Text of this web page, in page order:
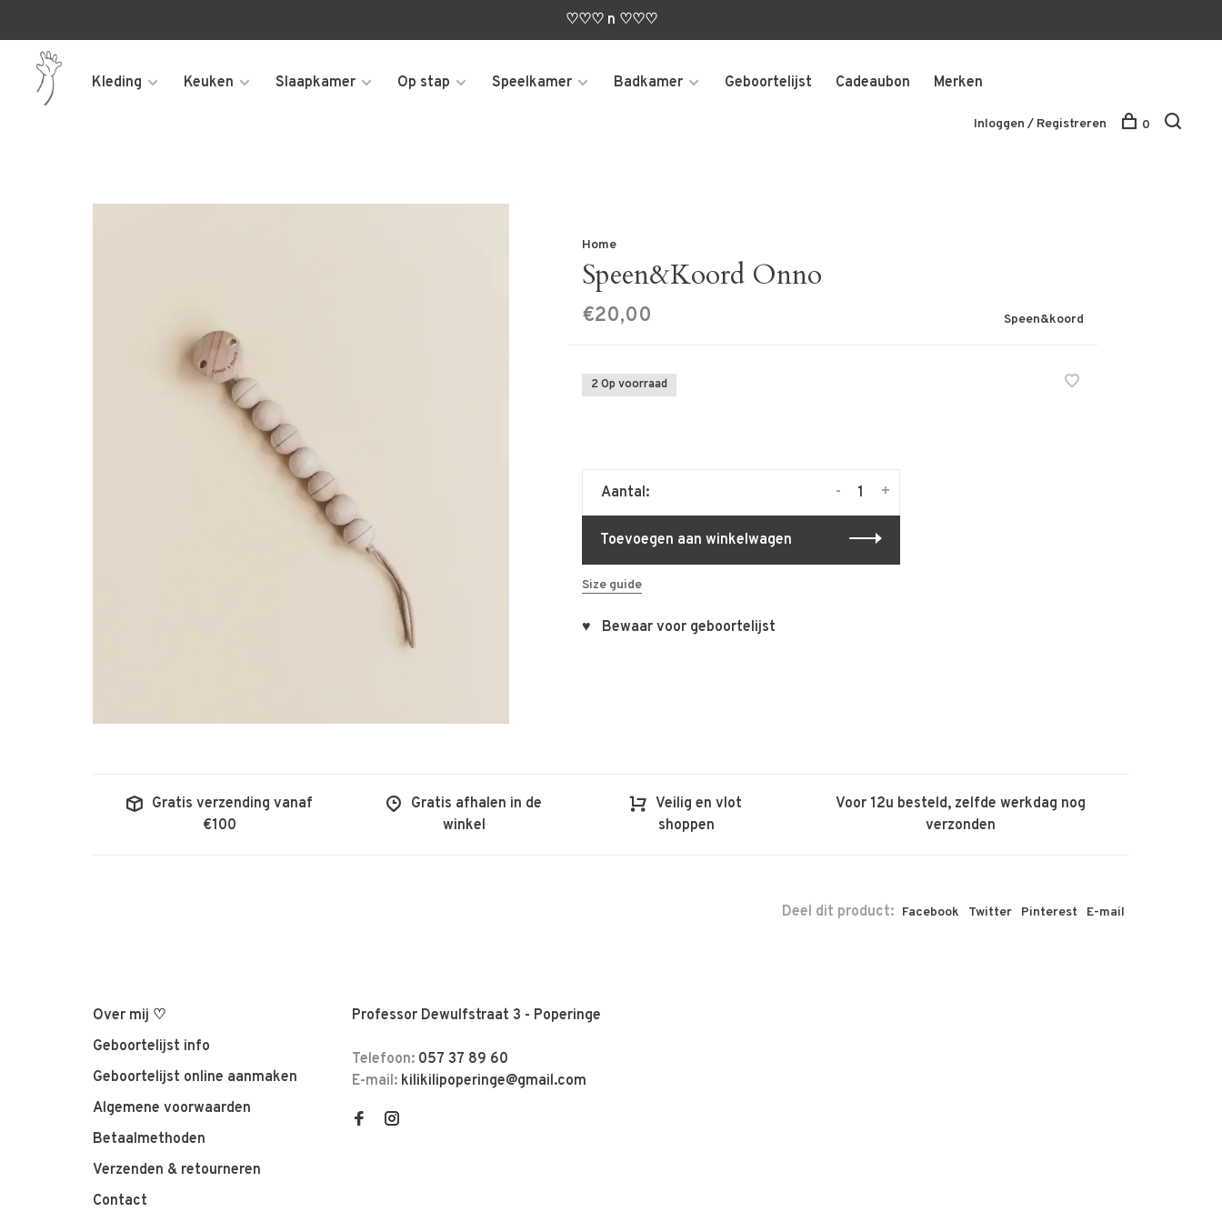
♡♡♡ n ♡♡♡
Kleding Keuken Slaapkamer Op stap Speelkamer Badkamer Geboortelijst Cadeaubon Merken
Inloggen / Registreren 0
Home
Speen&Koord Onno
€20,00 Speen&koord
2 Op voorraad
Aantal: +
-
Toevoegen aan winkelwagen
Size guide
♥ Bewaar voor geboortelijst
Gratis verzending vanaf
€100
Gratis afhalen in de
winkel
Veilig en vlot
shoppen
Voor 12u besteld, zelfde werkdag nog
verzonden
Deel dit product: Facebook Twitter Pinterest E-mail
Over mij ♡
Geboortelijst info
Geboortelijst online aanmaken
Algemene voorwaarden
Betaalmethoden
Verzenden & retourneren
Contact
Professor Dewulfstraat 3 - Poperinge
Telefoon: 057 37 89 60
E-mail: kilikilipoperinge@gmail.com